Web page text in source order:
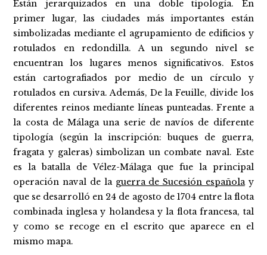
Están jerarquizados en una doble tipología. En
primer lugar, las ciudades más importantes están
simbolizadas mediante el agrupamiento de edificios y
rotulados en redondilla. A un segundo nivel se
encuentran los lugares menos significativos. Estos
están cartografiados por medio de un círculo y
rotulados en cursiva. Además, De la Feuille, divide los
diferentes reinos mediante líneas punteadas. Frente a
la costa de Málaga una serie de navíos de diferente
tipología (según la inscripción: buques de guerra,
fragata y galeras) simbolizan un combate naval. Este
es la batalla de Vélez-Málaga que fue la principal
operación naval de la guerra de Sucesión españolay
que se desarrolló en 24 de agosto de 1704 entre la flota
combinada inglesa y holandesa y la flota francesa, tal
y como se recoge en el escrito que aparece en el
mismo mapa.